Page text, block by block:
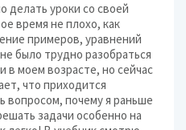
уроки со своей
время не плохо, как
примеров, уравнений
было трудно разобраться
в моем возрасте, но сейчас
что приходится
вопросом, почему я раньше
задачи особенно на